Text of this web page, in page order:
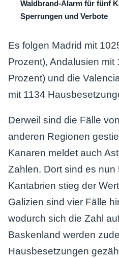
Waldbrand-Alarm für fünf
Sperrungen und Verbote
Es folgen Madrid mit
Prozent), Andalusien mit
Prozent) und die
mit 1134
Derweil sind die Fälle
anderen Regionen
Kanaren meldet auch
Zahlen. Dort sind es nun
Kantabrien stieg der
Galizien sind vier Fälle
wodurch sich die Zahl
Baskenland werden
Hausbesetzungen